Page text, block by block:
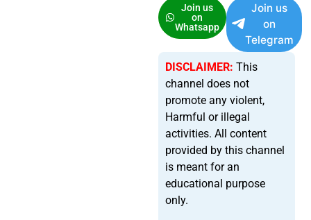
Join us
on
Whatsapp
Join us
on
Telegram
DISCLAIMER: This
channel does not
promote any violent,
Harmful or illegal
activities. All content
provided by this channel
is meant for an
educational purpose
only.